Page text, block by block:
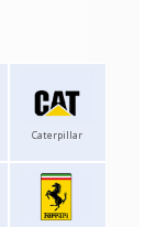
Caterpillar